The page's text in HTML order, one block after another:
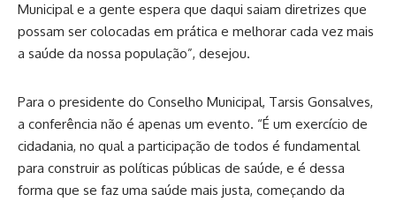
Municipal e a gente espera que daqui saiam diretrizes que
possam ser colocadas em prática e melhorar cada vez mais
a saúde da nossa população”, desejou.
Para o presidente do Conselho Municipal, Tarsis Gonsalves,
a conferência não é apenas um evento. “É um exercício de
cidadania, no qual a participação de todos é fundamental
para construir as políticas públicas de saúde, e é dessa
forma que se faz uma saúde mais justa, começando da